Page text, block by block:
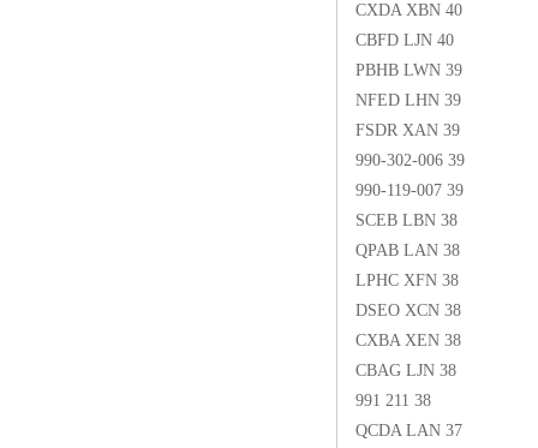
CXDA XBN 40
CBFD LJN 40
PBHB LWN 39
NFED LHN 39
FSDR XAN 39
990-302-006 39
990-119-007 39
SCEB LBN 38
QPAB LAN 38
LPHC XFN 38
DSEO XCN 38
CXBA XEN 38
CBAG LJN 38
991 211 38
QCDA LAN 37